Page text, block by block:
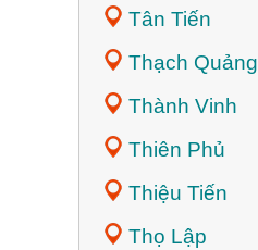
Tân Tiến
Thạch Quảng
Thành Vinh
Thiên Phủ
Thiệu Tiến
Thọ Lập